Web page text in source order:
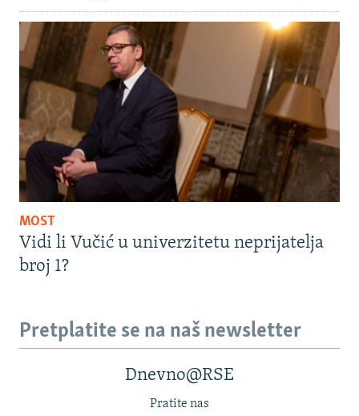
MOST
Vidi li Vučić u univerzitetu neprijatelja
broj 1?
Pretplatite se na naš newsletter
Dnevno@RSE
Pratite nas